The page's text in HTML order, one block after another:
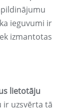
ieguvumi ir
izmantotas
lietotāju
ir uzsvērta tā